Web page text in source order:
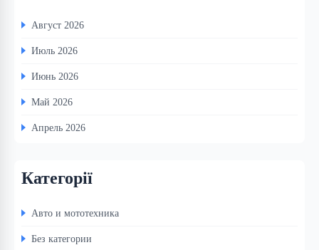
Август 2026
Июль 2026
Июнь 2026
Май 2026
Апрель 2026
Категорії
Авто и мототехника
Без категории